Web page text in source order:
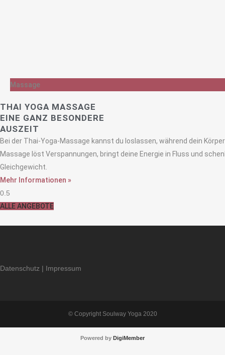
Massage
THAI YOGA MASSAGE
EINE GANZ BESONDERE
AUSZEIT
Bei der Thai-Yoga-Massage kannst du loslassen, während dein
Massage löst Verspannungen, bringt deine Energie in Fluss und
Gleichgewicht.
Mehr Informationen »
ALLE ANGEBOTE
Datenschutz | Impressum
© Copyright Soulway Yoga 2020
Powered by DigiMember